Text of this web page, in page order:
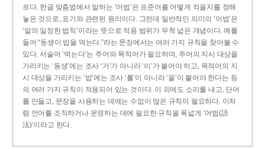
르다. 한글 맞춤법에서 말하는 ‘어법’은 표준어를 어떻게 적을지를 정해
놓은 것으로, 표기와 관련된 원리이다. 그런데 일반적인 의미의 ‘어법’은
‘말의 일정한 법칙’이라는 뜻으로 적용 범위가 무척 넓은 개념이다. 예를
들어 “동생이 밥을 먹는다.”라는 문장에서는 여러 가지 규칙을 찾아볼 수
있다. 서술어 ‘먹는다’는 주어와 목적어가 필요하며, 주어의 지시 대상을
가리키는 ‘동생’에는 조사 ‘가’가 아니라 ‘이’가 붙어야 하고, 목적어의 지
시 대상을 가리키는 ‘밥’에는 조사 ‘를’이 아니라 ‘을’이 붙어야 한다는 등
의 여러 가지 규칙이 적용되어 있는 것이다. 이 외에도 소리를 내고, 단어
를 만들고, 문장을 사용하는 데에는 수없이 많은 규칙이 필요하다. 이처
럼 언어를 조직하거나 운영하는 데에 필요한 규칙을 폭넓게 ‘어법(語
法)’이라고 한다.